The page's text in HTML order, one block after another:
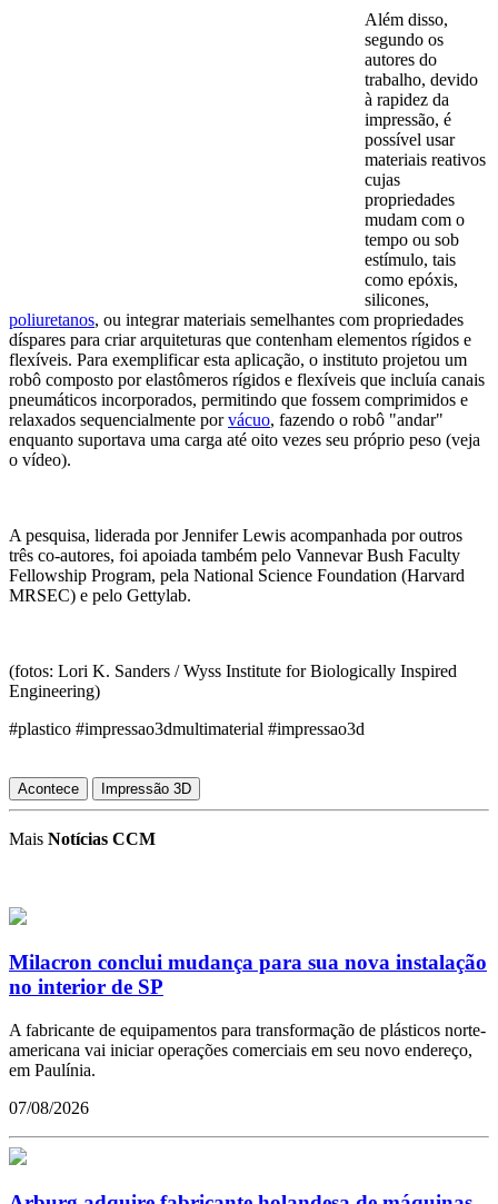
Além disso,
segundo os
autores do
trabalho, devido
à rapidez da
impressão, é
possível usar
materiais reativos
cujas
propriedades
mudam com o
tempo ou sob
estímulo, tais
como epóxis,
silicones,
poliuretanos, ou integrar materiais semelhantes com propriedades
díspares para criar arquiteturas que contenham elementos rígidos e
flexíveis. Para exemplificar esta aplicação, o instituto projetou um
robô composto por elastômeros rígidos e flexíveis que incluía canais
pneumáticos incorporados, permitindo que fossem comprimidos e
relaxados sequencialmente porvácuo, fazendo o robô "andar"
enquanto suportava uma carga até oito vezes seu próprio peso (veja
o vídeo).
A pesquisa, liderada por Jennifer Lewis acompanhada por outros
três co-autores, foi apoiada também pelo Vannevar Bush Faculty
Fellowship Program, pela National Science Foundation (Harvard
MRSEC) e pelo Gettylab.
(fotos: Lori K. Sanders / Wyss Institute for Biologically Inspired
Engineering)
#plastico #impressao3dmultimaterial #impressao3d
Acontece Impressão 3D
Mais Notícias CCM
Milacron conclui mudança para sua nova instalação
no interior de SP
A fabricante de equipamentos para transformação de plásticos norte-
americana vai iniciar operações comerciais em seu novo endereço,
em Paulínia.
07/08/2026